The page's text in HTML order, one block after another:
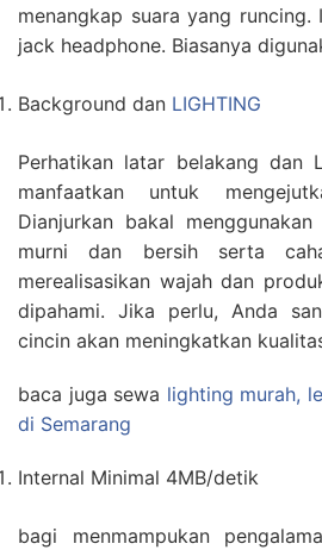
menangkap suara yang
jack headphone. Biasanya
Background dan LIGHTING
Perhatikan latar belakang dan
manfaatkan untuk
Dianjurkan bakal
murni dan bersih serta
merealisasikan wajah dan
dipahami. Jika perlu, Anda
cincin akan meningkatkan
baca juga sewa lighting murah,
di Semarang
Internal Minimal 4MB/detik
bagi menmampukan